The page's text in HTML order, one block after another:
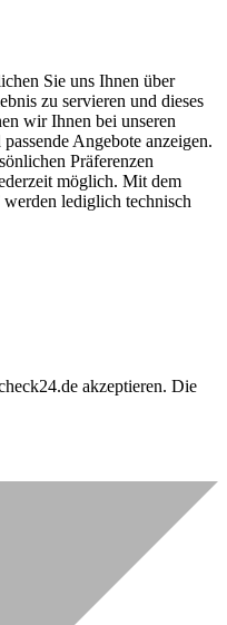
Sie uns Ihnen über
zu servieren und dieses
wir Ihnen bei unseren
Angebote anzeigen.
Präferenzen
möglich. Mit dem
lediglich technisch
akzeptieren. Die